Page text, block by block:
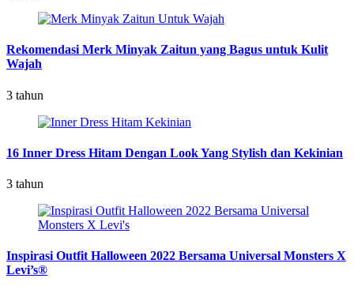
Rekomendasi Merk Minyak Zaitun yang Bagus untuk Kulit
Wajah
3 tahun
16 Inner Dress Hitam Dengan Look Yang Stylish dan Kekinian
3 tahun
Inspirasi Outfit Halloween 2022 Bersama Universal Monsters X
Levi’s®